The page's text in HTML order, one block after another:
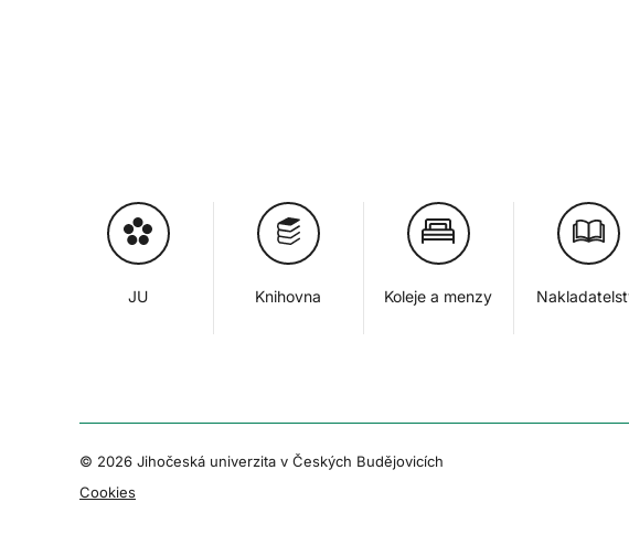
JU Knihovna Koleje a menzy
© 2026 Jihočeská univerzita v Českých Budějovicích
Cookies